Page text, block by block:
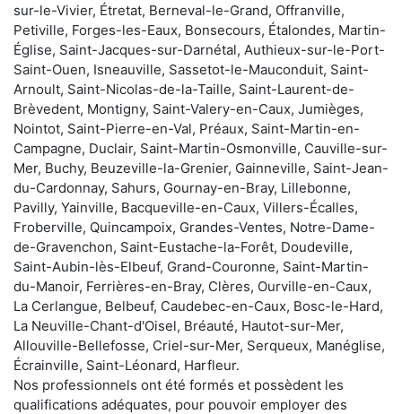
sur-le-Vivier, Étretat, Berneval-le-Grand, Offranville,
Petiville, Forges-les-Eaux, Bonsecours, Étalondes, Martin-
Église, Saint-Jacques-sur-Darnétal, Authieux-sur-le-Port-
Saint-Ouen, Isneauville, Sassetot-le-Mauconduit, Saint-
Arnoult, Saint-Nicolas-de-la-Taille, Saint-Laurent-de-
Brèvedent, Montigny, Saint-Valery-en-Caux, Jumièges,
Nointot, Saint-Pierre-en-Val, Préaux, Saint-Martin-en-
Campagne, Duclair, Saint-Martin-Osmonville, Cauville-sur-
Mer, Buchy, Beuzeville-la-Grenier, Gainneville, Saint-Jean-
du-Cardonnay, Sahurs, Gournay-en-Bray, Lillebonne,
Pavilly, Yainville, Bacqueville-en-Caux, Villers-Écalles,
Froberville, Quincampoix, Grandes-Ventes, Notre-Dame-
de-Gravenchon, Saint-Eustache-la-Forêt, Doudeville,
Saint-Aubin-lès-Elbeuf, Grand-Couronne, Saint-Martin-
du-Manoir, Ferrières-en-Bray, Clères, Ourville-en-Caux,
La Cerlangue, Belbeuf, Caudebec-en-Caux, Bosc-le-Hard,
La Neuville-Chant-d'Oisel, Bréauté, Hautot-sur-Mer,
Allouville-Bellefosse, Criel-sur-Mer, Serqueux, Manéglise,
Écrainville, Saint-Léonard, Harfleur.
Nos professionnels ont été formés et possèdent les
qualifications adéquates, pour pouvoir employer des